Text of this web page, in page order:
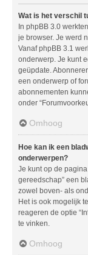
Wat is het verschil
In phpBB 3.0
je browser. Je werd
Vanaf phpBB 3.1
onderwerp. Je kunt
geüpdate.
een onderwerp of
abonnementen
onder
Omhoog
Hoe kan ik een
onderwerpen?
Je kunt op de
gereedschap” een
zowel boven- als
Het is ook mogelijk
reageren de optie
te vinken.
Omhoog